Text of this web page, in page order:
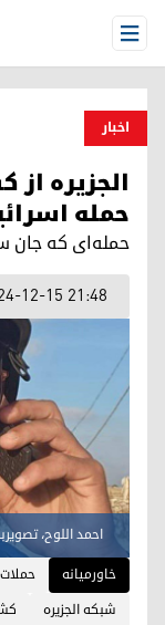
Open Menu
اخبار
الجزیره
حمله
حمله‌ای که جان
12-15 21:48
احمد اللوح،
خاورمیانه
شبکه الجزیره